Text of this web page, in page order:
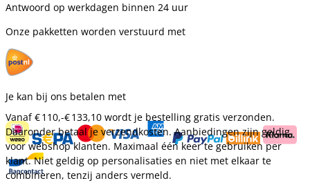
Antwoord op werkdagen binnen 24 uur
Onze pakketten worden verstuurd met
Je kan bij ons betalen met
Vanaf€ 110,-€ 133,10 wordt je bestelling gratis verzonden.
Daaronder betaal je verzendkosten. Aanbiedingen zijn geldig
voor webshop klanten. Maximaal één keer te gebruiken per
klant. Niet geldig op personalisaties en niet met elkaar te
combineren, tenzij anders vermeld.